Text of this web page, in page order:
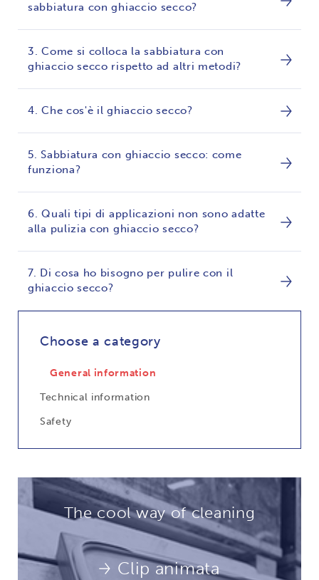
sabbiatura con ghiaccio secco?
3. Come si colloca la sabbiatura con
ghiaccio secco rispetto ad altri metodi?
4. Che cos'è il ghiaccio secco?
5. Sabbiatura con ghiaccio secco: come
funziona?
6. Quali tipi di applicazioni non sono adatte
alla pulizia con ghiaccio secco?
7. Di cosa ho bisogno per pulire con il
ghiaccio secco?
Choose a category
General information
Technical information
Safety
The cool way of cleaning
Clip animata